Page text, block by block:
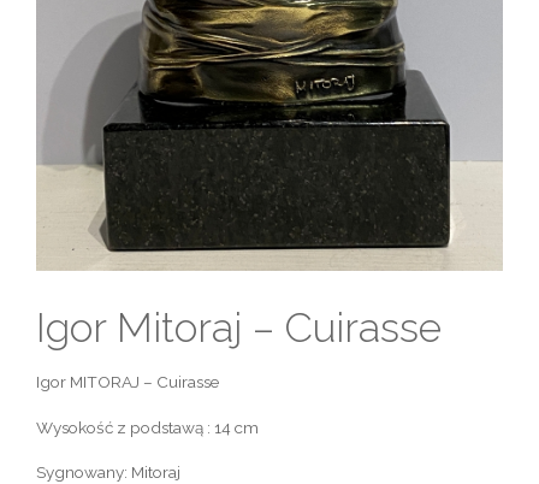
Igor Mitoraj – Cuirasse
Igor MITORAJ – Cuirasse
Wysokość z podstawą : 14 cm
Sygnowany: Mitoraj